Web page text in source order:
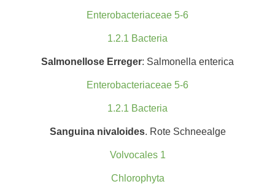
Enterobacteriaceae 5-6
1.2.1 Bacteria
Salmonellose Erreger: Salmonella enterica
Enterobacteriaceae 5-6
1.2.1 Bacteria
Sanguina nivaloides. Rote Schneealge
Volvocales 1
Chlorophyta